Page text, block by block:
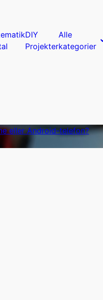
DIY
Projekter
Alle
kategorier
eller Android-telefon?